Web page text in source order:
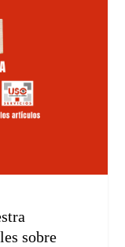
sobre